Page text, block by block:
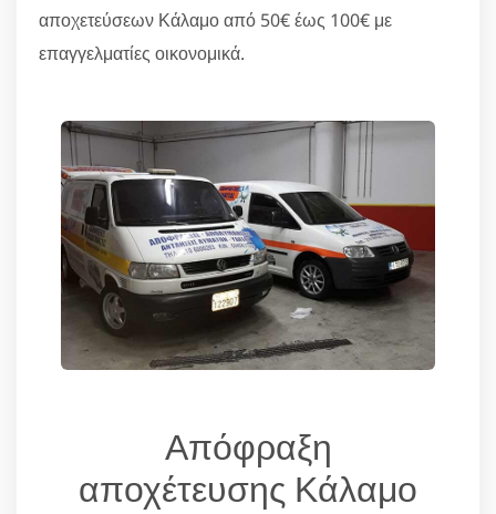
αποχετεύσεων Κάλαμο από 50€ έως 100€ με
επαγγελματίες οικονομικά.
Απόφραξη
αποχέτευσης Κάλαμο